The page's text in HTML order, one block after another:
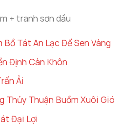
+ tranh sơn dầu
Bồ Tát An Lạc Đế Sen Vàng
Định Càn Khôn
Ải
Thủy Thuận Buồm Xuôi Gió
Đại Lợi